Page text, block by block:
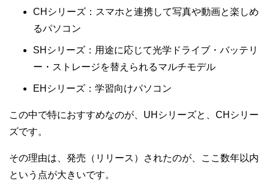
CHシリーズ：スマホと連携して写真や動画と楽しめ
るパソコン
SHシリーズ：用途に応じて光学ドライブ・バッテリ
ー・ストレージを替えられるマルチモデル
EHシリーズ：学習向けパソコン
この中で特におすすめなのが、UHシリーズと、CHシリー
ズです。
その理由は、発売（リリース）されたのが、ここ数年以内
という点が大きいです。